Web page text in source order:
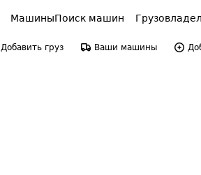
МашиныПоиск машин
Добавить груз Ваши машины